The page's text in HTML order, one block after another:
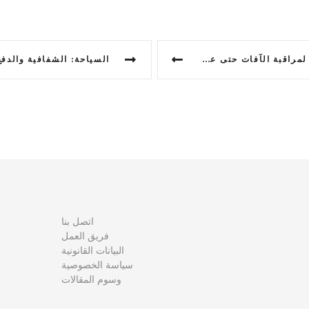
الآفات حتى عام 2027!
اتصل بنا
فريق العمل
البيانات القانونية
سياسة الخصوصية
وسوم المقالات